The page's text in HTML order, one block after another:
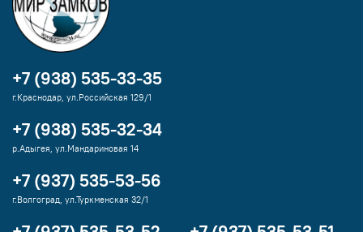
+7 (938) 535-33-35
г.Краснодар, ул.Российская 129/1
+7 (938) 535-32-34
р.Адыгея, ул.Мандариновая 14
+7 (937) 535-53-56
г.Волгоград, ул.Туркменская 32/1